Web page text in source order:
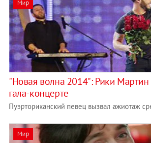
Мир
"Новая волна 2014": Рики Мартин
гала-концерте
Пуэрториканский певец вызвал ажиотаж
Мир